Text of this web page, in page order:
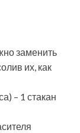
заменить
их, как
– 1 стакан